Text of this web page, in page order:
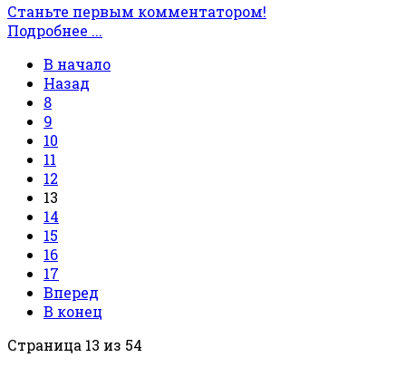
Станьте первым комментатором!
Подробнее ...
В начало
Назад
8
9
10
11
12
13
14
15
16
17
Вперед
В конец
Страница 13 из 54